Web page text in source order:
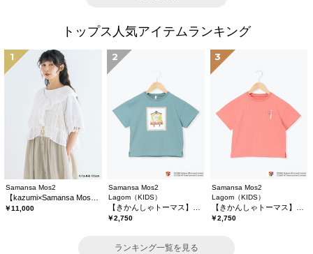
トップス人気アイテムランキング
1
Samansa Mos2
￥11,000
2
Samansa Mos2
Lagom（KIDS）
￥2,750
3
Samansa Mos2
Lagom（KIDS）
￥2,750
ランキング一覧を見る